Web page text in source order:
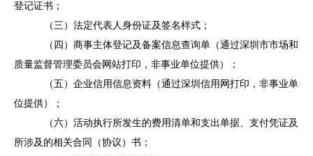
登记证书；
（三）法定代表人身份证及签名样式；
（四）商事主体登记及备案信息查询单（通过深圳市市场和
质量监督管理委员会网站打印，非事业单位提供）；
（五）企业信用信息资料（通过深圳信用网打印，非事业单
位提供）；
（六）活动执行所发生的费用清单和支出单据、支付凭证及
所涉及的相关合同（协议）书；